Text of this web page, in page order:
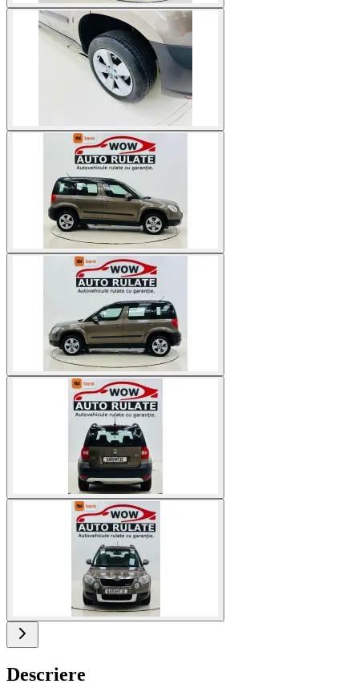
Descriere